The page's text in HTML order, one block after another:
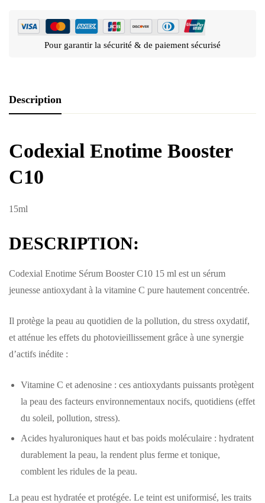
Pour garantir la sécurité & de paiement sécurisé
Description
Codexial Enotime Booster
C10
15ml
DESCRIPTION:
Codexial Enotime Sérum Booster C10 15 ml est un sérum
jeunesse antioxydant à la vitamine C pure hautement concentrée.
Il protège la peau au quotidien de la pollution, du stress oxydatif,
et atténue les effets du photovieillissement grâce à une synergie
d’actifs inédite :
Vitamine C et adenosine : ces antioxydants puissants protègent
la peau des facteurs environnementaux nocifs, quotidiens (effet
du soleil, pollution, stress).
Acides hyaluroniques haut et bas poids moléculaire : hydratent
durablement la peau, la rendent plus ferme et tonique,
comblent les ridules de la peau.
La peau est hydratée et protégée. Le teint est uniformisé, les traits